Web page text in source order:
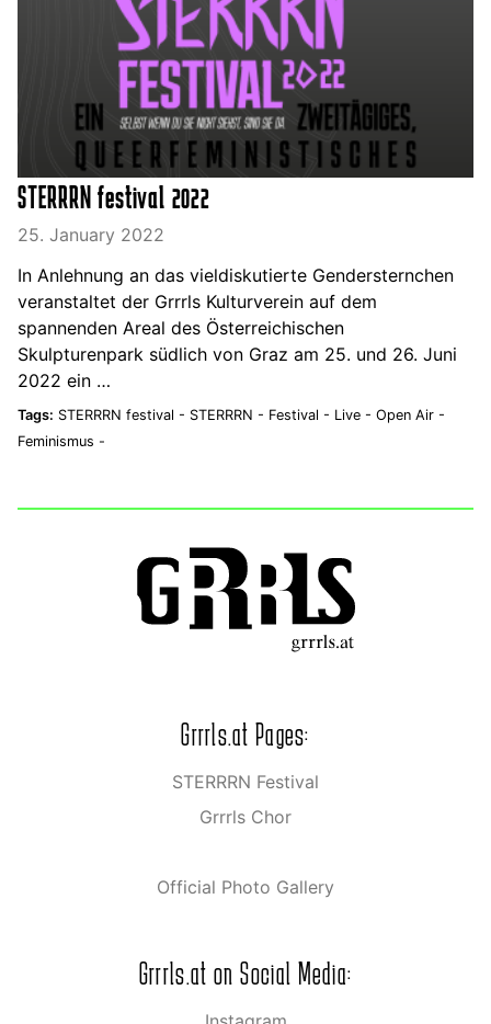
STERRRN festival 2022
25. January 2022
In Anlehnung an das vieldiskutierte Gendersternchen
veranstaltet der Grrrls Kulturverein auf dem
spannenden Areal des Österreichischen
Skulpturenpark südlich von Graz am 25. und 26. Juni
2022 ein …
Tags: STERRRN festival - STERRRN - Festival - Live - Open Air -
Feminismus -
Grrrls.at Pages:
STERRRN Festival
Grrrls Chor
Official Photo Gallery
Grrrls.at on Social Media: